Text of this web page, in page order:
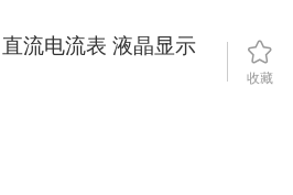
流电流表 液晶显示
收藏